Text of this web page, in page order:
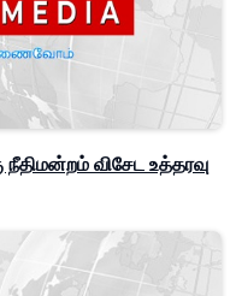
விசேட உத்தரவு